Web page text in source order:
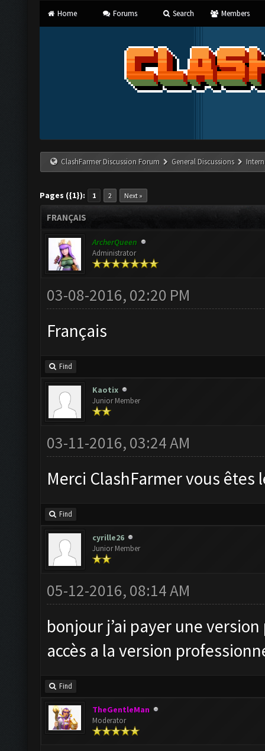
Home Forums Search Members
ClashFarmer Discussion Forum General Discussions
Pages ({1}): 1 2 Next »
FRANÇAIS
ArcherQueen
Administrator
03-08-2016, 02:20 PM
Français
Find
Kaotix
Junior Member
03-11-2016, 03:24 AM
Merci ClashFarmer vous êtes
Find
cyrille26
Junior Member
05-12-2016, 08:14 AM
bonjour j’ai payer une
accès a la version
Find
TheGentleMan
Moderator